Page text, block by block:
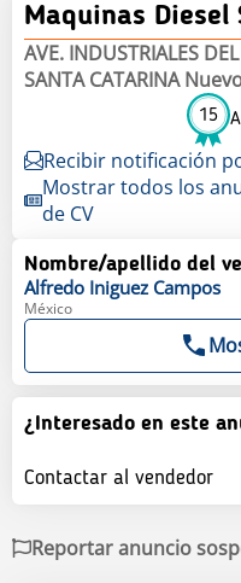
Maquinas Diesel
AVE. INDUSTRIALES
SANTA CATARINA
15
Recibir notificación
Mostrar todos los
de CV
Nombre/apellido del
Alfredo Iniguez Campos
México
¿Interesado en este
Contactar al vendedor
Reportar anuncio